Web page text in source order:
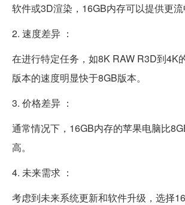
软件或3D渲染，16GB内存可以提供更流
2. 速度差异 ：
在进行特定任务，如8K RAW R3D到4K
版本的速度明显快于8GB版本。
3. 价格差异 ：
通常情况下，16GB内存的苹果电脑比
高。
4. 未来需求 ：
考虑到未来系统更新和软件升级，选择